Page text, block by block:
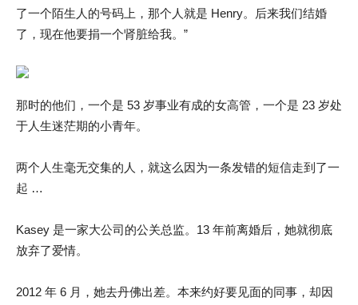
了一个陌生人的号码上，那个人就是 Henry。后来我们结婚
了，现在他要捐一个肾脏给我。”
那时的他们，一个是 53 岁事业有成的女高管，一个是 23 岁处
于人生迷茫期的小青年。
两个人生毫无交集的人，就这么因为一条发错的短信走到了一
起 …
Kasey 是一家大公司的公关总监。13 年前离婚后，她就彻底
放弃了爱情。
2012 年 6 月，她去丹佛出差。本来约好要见面的同事，却因